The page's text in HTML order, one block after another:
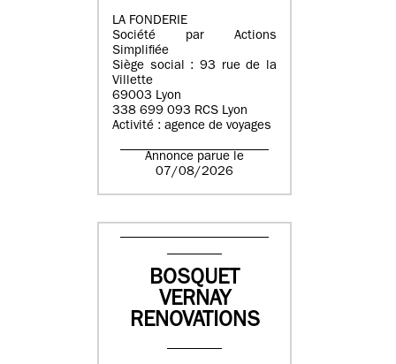
LA FONDERIE
Société par Actions
Simplifiée
Siège social : 93 rue de la
Villette
69003 Lyon
338 699 093 RCS Lyon
Activité : agence de voyages
Annonce parue le
07/08/2026
BOSQUET
VERNAY
RENOVATIONS